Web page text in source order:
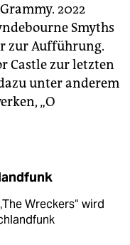
2022
Smyths
zur Aufführung.
Castle zur letzten
unter anderem
„O
Wreckers“ wird